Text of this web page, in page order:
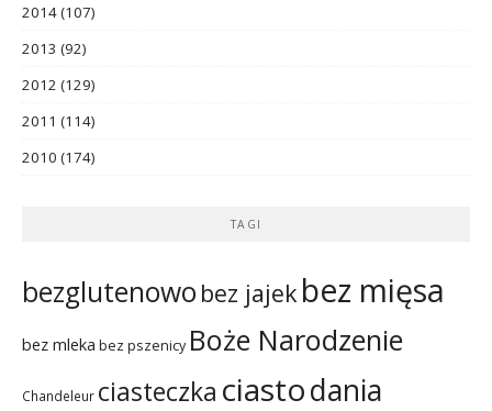
2014(107)
2013 (92)
2012 (129)
2011 (114)
2010 (174)
TAGI
bezglutenowo bez jajek bez mięsa
bez mleka bez pszenicy Boże Narodzenie
Chandeleur ciasteczka ciastodania